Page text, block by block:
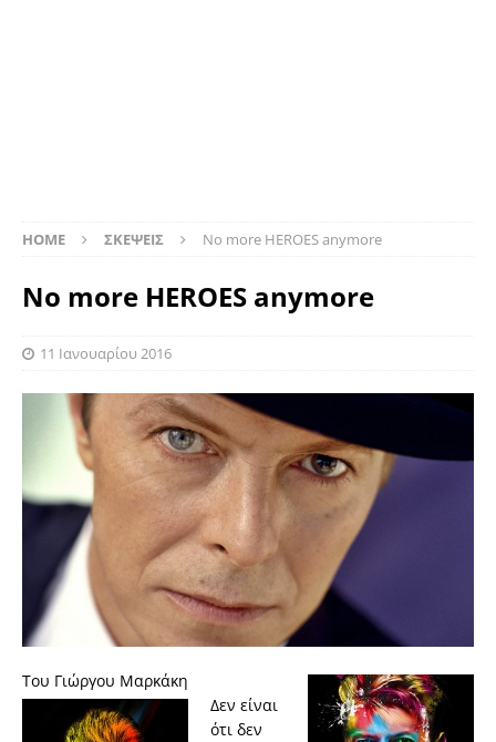
HOME ΣΚΕΨΕΙΣ No more HEROES anymore
No more HEROES anymore
11 Ιανουαρίου 2016
Tου Γιώργου Μαρκάκη
Δεν είναι
ότι δεν